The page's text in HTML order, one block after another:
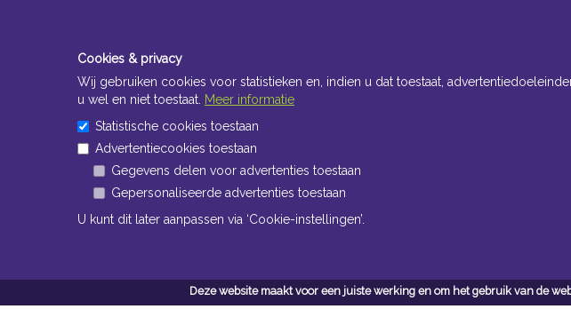
Deze website maakt voor een juiste werking en om het gebruik van de
Contacteer ons
Cookies & privacy
Wij gebruiken cookies voor statistieken en, indien u dat toestaat,
u wel en niet toestaat. Meer informatie
Statistische cookies toestaan
Advertentiecookies toestaan
Gegevens delen voor advertenties toestaan
Gepersonaliseerde advertenties toestaan
U kunt dit later aanpassen via ‘Cookie-instellingen’.